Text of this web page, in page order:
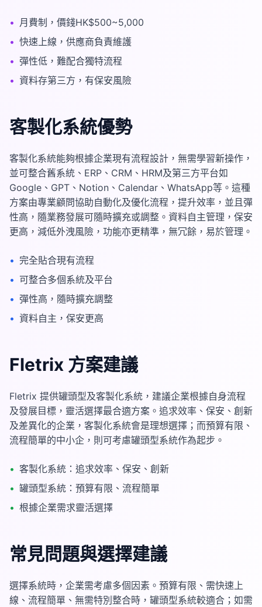
• 月費制，價錢HK$500~5,000
• 快速上線，供應商負責維護
• 彈性低，難配合獨特流程
• 資料存第三方，有保安風險
客製化系統優勢
客製化系統能夠根據企業現有流程設計，無需學習新操作，
並可整合舊系統、ERP、CRM、HRM及第三方平台如
Google、GPT、Notion、Calendar、WhatsApp等。這種
方案由專業顧問協助自動化及優化流程，提升效率，並且彈
性高，隨業務發展可隨時擴充或調整。資料自主管理，保安
更高，減低外洩風險，功能亦更精準，無冗餘，易於管理。
• 完全貼合現有流程
• 可整合多個系統及平台
• 彈性高，隨時擴充調整
• 資料自主，保安更高
Fletrix 方案建議
Fletrix 提供罐頭型及客製化系統，建議企業根據自身流程
及發展目標，靈活選擇最合適方案。追求效率、保安、創新
及差異化的企業，客製化系統會是理想選擇；而預算有限、
流程簡單的中小企，則可考慮罐頭型系統作為起步。
• 客製化系統：追求效率、保安、創新
• 罐頭型系統：預算有限、流程簡單
• 根據企業需求靈活選擇
常見問題與選擇建議
選擇系統時，企業需考慮多個因素。預算有限、需快速上
線、流程簡單、無需特別整合時，罐頭型系統較適合；如需